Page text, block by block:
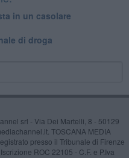
in un casolare
di droga
srl - Via Dei Martelli, 8 - 50129
TOSCANA MEDIA
presso il Tribunale di Firenze
ROC 22105 - C.F. e P.Iva